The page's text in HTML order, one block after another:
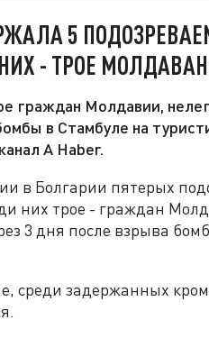
5
- ТРОЕ
граждан Молдавии,
в Стамбуле на
A Haber.
в Болгарии пятерых
них трое - граждан
3 дня после взрыва
среди задержанных